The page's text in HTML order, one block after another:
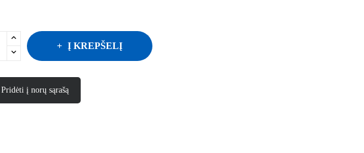
Į KREPŠELĮ
Pridėti į norų sąrašą